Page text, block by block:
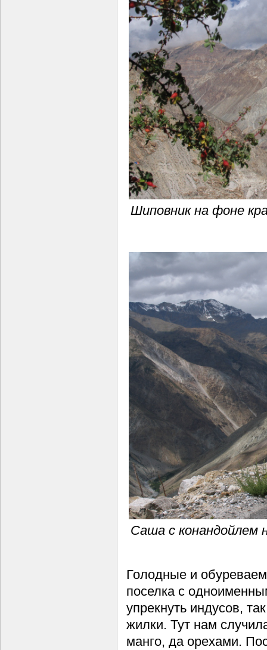
Шиповник на фоне
Саша с конандойлем
Голодные и
поселка с
упрекнуть индусов,
жилки. Тут нам
манго, да орехами.